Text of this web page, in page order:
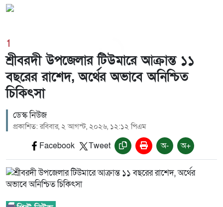
1
শ্রীবরদী উপজেলার টিউমারে আক্রান্ত ১১
বছরের রাশেদ, অর্থের অভাবে অনিশ্চিত
চিকিৎসা
ডেস্ক নিউজ
প্রকাশিত: রবিবার, ২ আগস্ট, ২০২৬, ১২:১২ পিএম
Facebook Tweet অ- অ+